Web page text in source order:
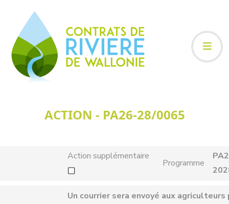
ACTION - PA26-28/0065
Action supplémentaire
Programme
Un courrier sera envoyé aux agriculteurs